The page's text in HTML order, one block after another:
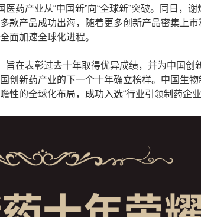
药产业从“中国新”向“全球新”突破。同日，
款产品成功出海，随着更多创新产品密集上
面加速全球化进程。
在表彰过去十年取得优异成绩，并为中国创
创新药产业的下一个十年确立榜样。中国生
的全球化布局，成功入选“行业引领制药企业